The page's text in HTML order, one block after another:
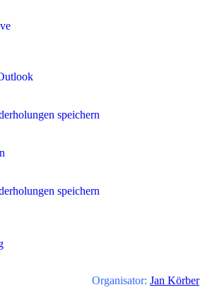
speichern
speichern
Organisator: Jan Körber